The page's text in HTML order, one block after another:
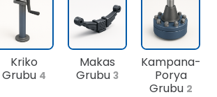
Kriko
Grubu 4
Makas
Grubu 3
Kampana-
Porya
Grubu 2